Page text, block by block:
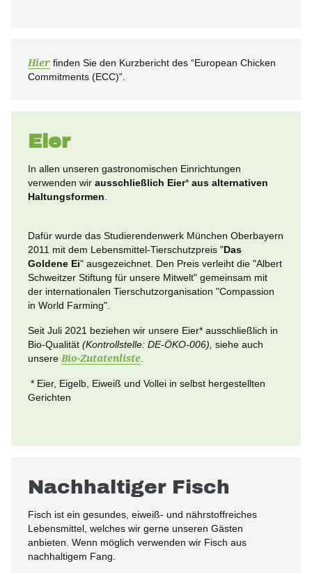
Hier finden Sie den Kurzbericht des “European Chicken
Commitments (ECC)”.
Eier
In allen unseren gastronomischen Einrichtungen
verwenden wir ausschließlich Eier* aus alternativen
Haltungsformen
Dafür wurde das Studierendenwerk München Oberbayern
2011 mit dem Lebensmittel-Tierschutzpreis "Das
Goldene Ei" ausgezeichnet. Den Preis verleiht die "Albert
Schweitzer Stiftung für unsere Mitwelt" gemeinsam mit
der internationalen Tierschutzorganisation "Compassion
in World Farming".
Seit Juli 2021 beziehen wir unsere Eier* ausschließlich in
Bio-Qualität (Kontrollstelle: DE-ÖKO-006), siehe auch
unsere Bio-Zutatenliste
* Eier, Eigelb, Eiweiß und Vollei in selbst hergestellten
Gerichten
Nachhaltiger Fisch
Fisch ist ein gesundes, eiweiß- und nährstoffreiches
Lebensmittel, welches wir gerne unseren Gästen
anbieten. Wenn möglich verwenden wir Fisch aus
nachhaltigem Fang.